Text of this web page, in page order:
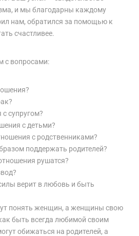
и мы благодарны каждому
нам, обратился за помощью к
счастливее.
с вопросами:
супругом?
с детьми?
с родственниками?
поддержать родителей?
рушатся?
верит в любовь и быть
понять женщин, а женщины свою
быть всегда любимой своим
обижаться на родителей, а